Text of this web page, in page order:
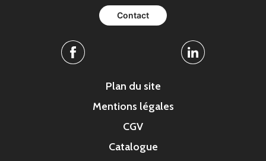
Contact
Facebook Linkedin
Plan du site
Mentions légales
CGV
Catalogue